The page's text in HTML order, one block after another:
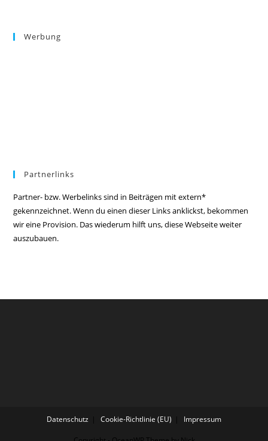
Werbung
Partnerlinks
Partner- bzw. Werbelinks sind in Beiträgen mit extern*
gekennzeichnet. Wenn du einen dieser Links anklickst, bekommen
wir eine Provision. Das wiederum hilft uns, diese Webseite weiter
auszubauen.
Datenschutz Cookie-Richtlinie (EU) Impressum